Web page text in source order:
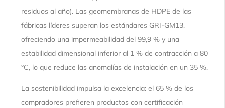
residuos al año). Las geomembranas de HDPE de las
fábricas líderes superan los estándares GRI-GM13,
ofreciendo una impermeabilidad del 99,9 % y una
estabilidad dimensional inferior al 1 % de contracción a 80
°C, lo que reduce las anomalías de instalación en un 35 %.
La sostenibilidad impulsa la excelencia: el 65 % de los
compradores prefieren productos con certificación